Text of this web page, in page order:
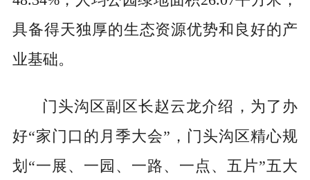
具备得天独厚的生态资源优势和良好的产
业基础。
门头沟区副区长赵云龙介绍，为了办
好“家门口的月季大会”，门头沟区精心规
划“一展、一园、一路、一点、五片”五大